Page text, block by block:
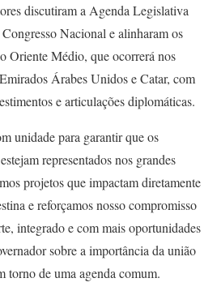
discutiram a Agenda Legislativa
Nacional e alinharam os
Oriente Médio, que ocorrerá nos
Árabes Unidos e Catar, com
e articulações diplomáticas.
unidade para garantir que os
representados nos grandes
projetos que impactam diretamente
e reforçamos nosso compromisso
integrado e com mais oportunidades
sobre a importância da união
torno de uma agenda comum.